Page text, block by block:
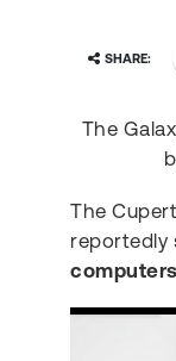
SHARE:
The
The
reportedly
computers